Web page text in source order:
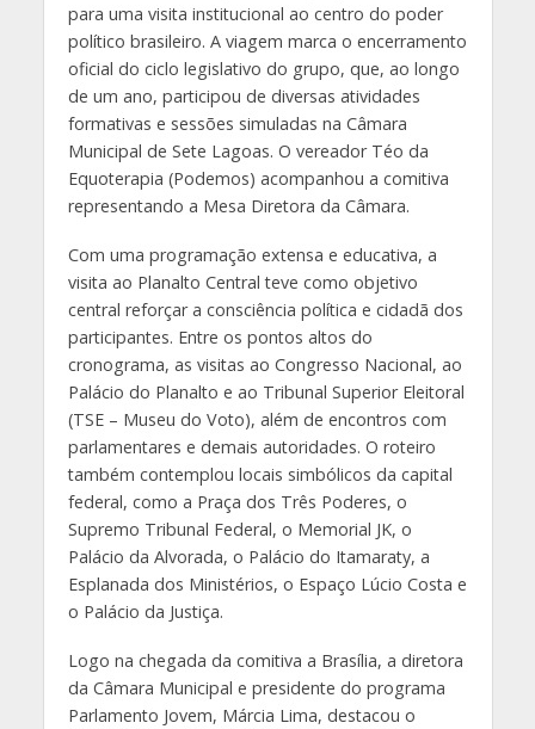
para uma visita institucional ao centro do poder
político brasileiro. A viagem marca o encerramento
oficial do ciclo legislativo do grupo, que, ao longo
de um ano, participou de diversas atividades
formativas e sessões simuladas na Câmara
Municipal de Sete Lagoas. O vereador Téo da
Equoterapia (Podemos) acompanhou a comitiva
representando a Mesa Diretora da Câmara.
Com uma programação extensa e educativa, a
visita ao Planalto Central teve como objetivo
central reforçar a consciência política e cidadã dos
participantes. Entre os pontos altos do
cronograma, as visitas ao Congresso Nacional, ao
Palácio do Planalto e ao Tribunal Superior Eleitoral
(TSE – Museu do Voto), além de encontros com
parlamentares e demais autoridades. O roteiro
também contemplou locais simbólicos da capital
federal, como a Praça dos Três Poderes, o
Supremo Tribunal Federal, o Memorial JK, o
Palácio da Alvorada, o Palácio do Itamaraty, a
Esplanada dos Ministérios, o Espaço Lúcio Costa e
o Palácio da Justiça.
Logo na chegada da comitiva a Brasília, a diretora
da Câmara Municipal e presidente do programa
Parlamento Jovem, Márcia Lima, destacou o